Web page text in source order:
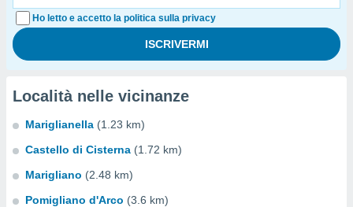
Ho letto e accetto la politica sulla privacy
Località nelle vicinanze
Mariglianella (1.23 km)
Castello di Cisterna (1.72 km)
Marigliano (2.48 km)
Pomigliano d'Arco (3.6 km)